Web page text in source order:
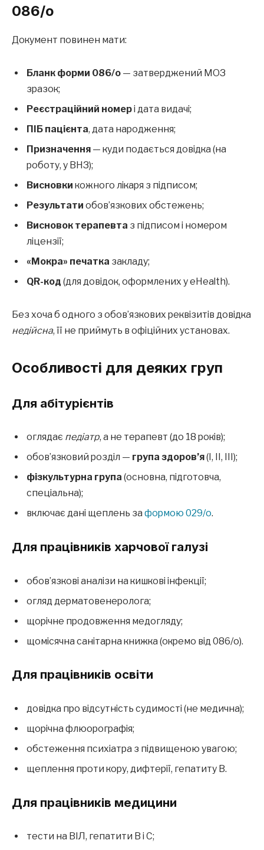
086/о
Документ повинен мати:
Бланк форми 086/о — затверджений МОЗ
зразок;
Реєстраційний номері дата видачі;
ПІБ пацієнта, дата народження;
Призначення — куди подається довідка (на
роботу, у ВНЗ);
Висновки кожного лікаря з підписом;
Результати обов’язкових обстежень;
Висновок терапевта з підписом і номером
ліцензії;
«Мокра» печатка закладу;
QR-код (для довідок, оформлених у eHealth).
Без хоча б одного з обов’язкових реквізитів довідка
недійсна, її не приймуть в офіційних установах.
Особливості для деяких груп
Для абітурієнтів
оглядає педіатр, а не терапевт (до 18 років);
обов’язковий розділ — група здоров’я(І, ІІ, ІІІ);
фізкультурна група (основна, підготовча,
спеціальна);
включає дані щеплень за формою 029/о.
Для працівників харчової галузі
обов’язкові аналізи на кишкові інфекції;
огляд дерматовенеролога;
щорічне продовження медогляду;
щомісячна санітарна книжка (окремо від 086/о).
Для працівників освіти
довідка про відсутність судимості (не медична);
щорічна флюорографія;
обстеження психіатра з підвищеною увагою;
щеплення проти кору, дифтерії, гепатиту B.
Для працівників медицини
тести на ВІЛ, гепатити B і C;